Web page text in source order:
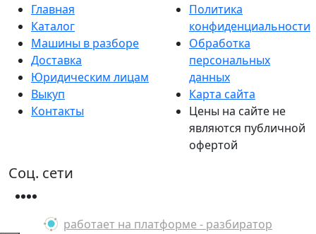
Главная
Каталог
Машины в разборе
Доставка
Юридическим лицам
Выкуп
Контакты
Политика
конфиденциальности
Обработка
персональных
данных
Карта сайта
Цены на сайте не
являются публичной
офертой
Соц. сети
работает на платформе - разбиратор